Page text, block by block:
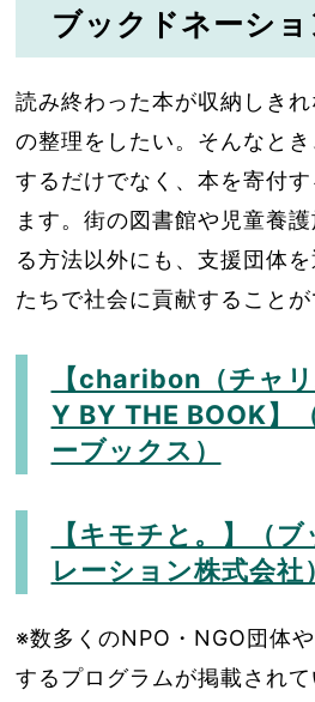
ブックドネーショ
読み終わった本が収納しき
の整理をしたい。そんなと
するだけでなく、本を寄付
ます。街の図書館や児童養
る方法以外にも、支援団体
たちで社会に貢献することが
【charibon（チャ
Y BY THE BOOK】
ーブックス）
【キモチと。】（
レーション株式会社）
※数多くのNPO・NGO団体
するプログラムが掲載され